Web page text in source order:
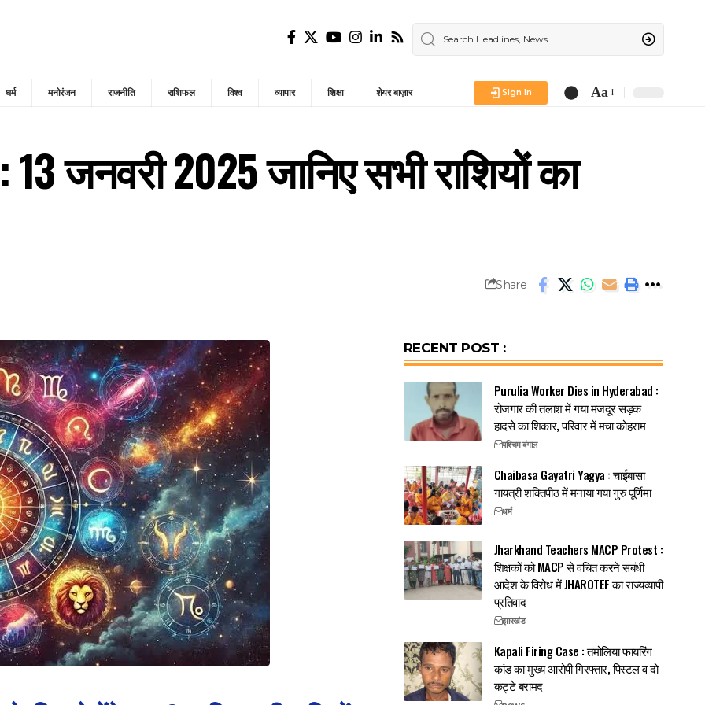
धर्म मनोरंजन राजनीति राशिफल विश्व व्यापार शिक्षा शेयर बाज़ार Sign In
Font
Aa
जनवरी 2025 जानिए सभी राशियों का
Share
RECENT POST :
Purulia Worker Dies in Hyderabad :
रोजगार की तलाश में गया मजदूर सड़क
हादसे का शिकार, परिवार में मचा कोहराम
पश्चिम बंगाल
Chaibasa Gayatri Yagya : चाईबासा
गायत्री शक्तिपीठ में मनाया गया गुरु पूर्णिमा
धर्म
Jharkhand Teachers MACP Protest :
शिक्षकों को MACP से वंचित करने संबंधी
आदेश के विरोध में JHAROTEF का राज्यव्यापी
प्रतिवाद
झारखंड
Kapali Firing Case : तमोलिया फायरिंग
कांड का मुख्य आरोपी गिरफ्तार, पिस्टल व दो
कट्टे बरामद